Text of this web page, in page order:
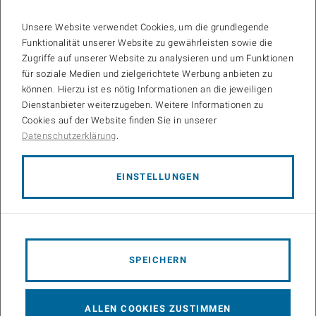
10:00-Bis
11:00
Einladung zum öffentlichen Rigorosum von Herrn Dipl.-Ing.
Conference Room Deanery, CB 03 02
09:00-12:30
Research Partners on recent topics
Unsere Website verwendet Cookies, um die grundlegende
Funktionalität unserer Website zu gewährleisten sowie die
Zugriffe auf unserer Website zu analysieren und um Funktionen
für soziale Medien und zielgerichtete Werbung anbieten zu
können. Hierzu ist es nötig Informationen an die jeweiligen
Dienstanbieter weiterzugeben. Weitere Informationen zu
Cookies auf der Website finden Sie in unserer
Datenschutzerklärung.
EINSTELLUNGEN
SPEICHERN
ALLEN COOKIES ZUSTIMMEN